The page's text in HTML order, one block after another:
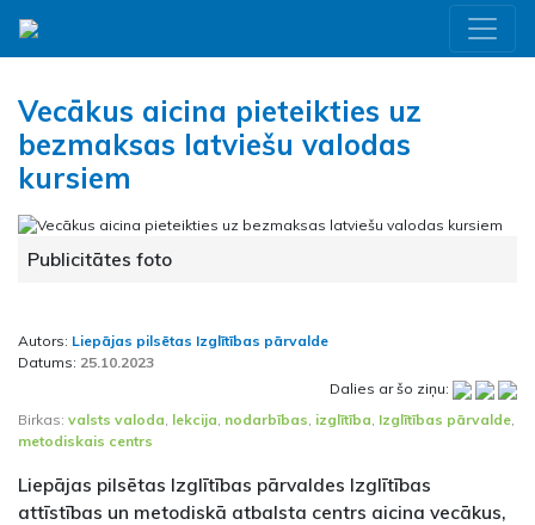
Vecākus aicina pieteikties uz
bezmaksas latviešu valodas
kursiem
Publicitātes foto
Autors: Liepājas pilsētas Izglītības pārvalde
Datums: 25.10.2023
Dalies ar šo ziņu:
Birkas: valsts valoda lekcija nodarbības izglītība Izglītības pārvalde
metodiskais centrs
Liepājas pilsētas Izglītības pārvaldes Izglītības
attīstības un metodiskā atbalsta centrs aicina vecākus,